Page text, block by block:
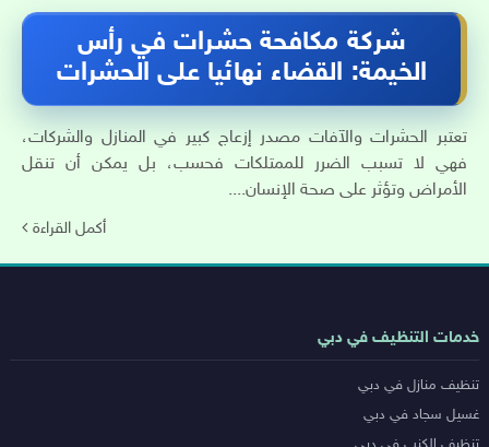
شركة مكافحة حشرات في رأس
الخيمة: القضاء نهائيا على الحشرات
تعتبر الحشرات والآفات مصدر إزعاج كبير في المنازل والشركات،
فهي لا تسبب الضرر للممتلكات فحسب، بل يمكن أن تنقل
الأمراض وتؤثر على صحة الإنسان....
أكمل القراءة
روابط
المدن
خدمات التنظيف في دبي
تنظيف منازل في دبي
غسيل سجاد في دبي